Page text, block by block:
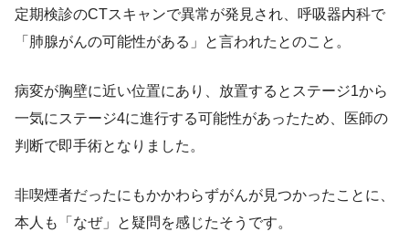
定期検診のCTスキャンで異常が発見され、呼吸器内科で
「肺腺がんの可能性がある」と言われたとのこと。
病変が胸壁に近い位置にあり、放置するとステージ1から
一気にステージ4に進行する可能性があったため、医師の
判断で即手術となりました。
非喫煙者だったにもかかわらずがんが見つかったことに、
本人も「なぜ」と疑問を感じたそうです。